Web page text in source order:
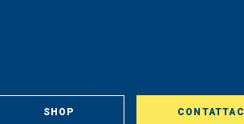
SHOP CONTATTACI